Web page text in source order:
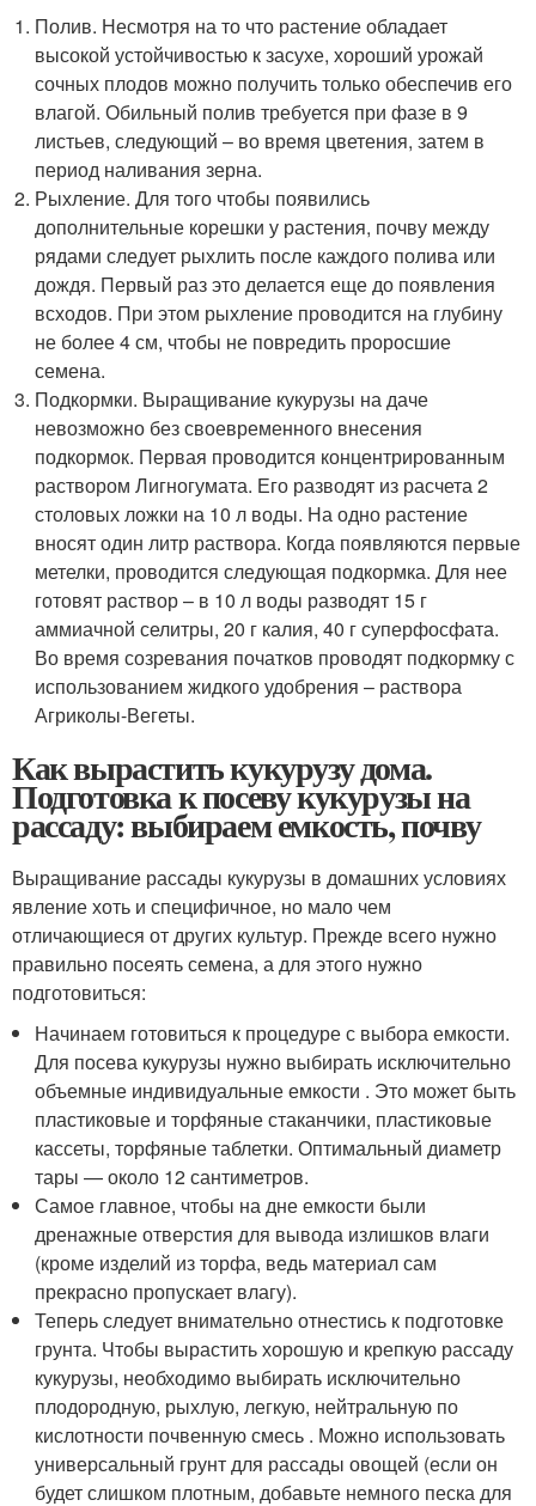
Полив. Несмотря на то что растение обладает
высокой устойчивостью к засухе, хороший урожай
сочных плодов можно получить только обеспечив его
влагой. Обильный полив требуется при фазе в 9
листьев, следующий – во время цветения, затем в
период наливания зерна.
Рыхление. Для того чтобы появились
дополнительные корешки у растения, почву между
рядами следует рыхлить после каждого полива или
дождя. Первый раз это делается еще до появления
всходов. При этом рыхление проводится на глубину
не более 4 см, чтобы не повредить проросшие
семена.
Подкормки. Выращивание кукурузы на даче
невозможно без своевременного внесения
подкормок. Первая проводится концентрированным
раствором Лигногумата. Его разводят из расчета 2
столовых ложки на 10 л воды. На одно растение
вносят один литр раствора. Когда появляются первые
метелки, проводится следующая подкормка. Для нее
готовят раствор – в 10 л воды разводят 15 г
аммиачной селитры, 20 г калия, 40 г суперфосфата.
Во время созревания початков проводят подкормку с
использованием жидкого удобрения – раствора
Агриколы-Вегеты.
Как вырастить кукурузу дома.
Подготовка к посеву кукурузы на
рассаду: выбираем емкость, почву
Выращивание рассады кукурузы в домашних условиях
явление хоть и специфичное, но мало чем
отличающиеся от других культур. Прежде всего нужно
правильно посеять семена, а для этого нужно
подготовиться:
Начинаем готовиться к процедуре с выбора емкости.
Для посева кукурузы нужно выбирать исключительно
объемные индивидуальные емкости . Это может быть
пластиковые и торфяные стаканчики, пластиковые
кассеты, торфяные таблетки. Оптимальный диаметр
тары — около 12 сантиметров.
Самое главное, чтобы на дне емкости были
дренажные отверстия для вывода излишков влаги
(кроме изделий из торфа, ведь материал сам
прекрасно пропускает влагу).
Теперь следует внимательно отнестись к подготовке
грунта. Чтобы вырастить хорошую и крепкую рассаду
кукурузы, необходимо выбирать исключительно
плодородную, рыхлую, легкую, нейтральную по
кислотности почвенную смесь . Можно использовать
универсальный грунт для рассады овощей (если он
будет слишком плотным, добавьте немного песка для